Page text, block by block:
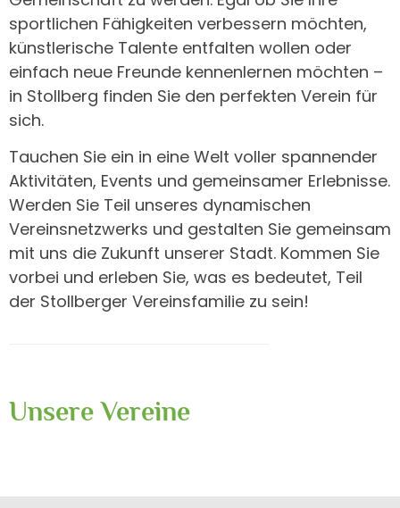
sportlichen Fähigkeiten verbessern möchten,
künstlerische Talente entfalten wollen oder
einfach neue Freunde kennenlernen möchten –
in Stollberg finden Sie den perfekten Verein für
sich.
Tauchen Sie ein in eine Welt voller spannender
Aktivitäten, Events und gemeinsamer Erlebnisse.
Werden Sie Teil unseres dynamischen
Vereinsnetzwerks und gestalten Sie gemeinsam
mit uns die Zukunft unserer Stadt. Kommen Sie
vorbei und erleben Sie, was es bedeutet, Teil
der Stollberger Vereinsfamilie zu sein!
Unsere Vereine